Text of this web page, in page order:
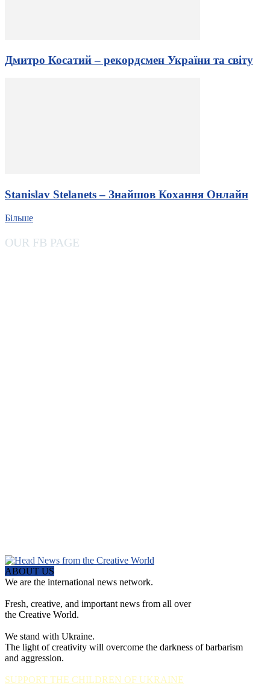
Дмитро Косатий – рекордсмен України та світу
Stanislav Stelanets – Знайшов Кохання Онлайн
Більше
OUR FB PAGE
ABOUT US
We are the international news network.
Fresh, creative, and important news from all over
the Creative World.
We stand with Ukraine.
The light of creativity will overcome the darkness of barbarism
and aggression.
SUPPORT THE CHILDREN OF UKRAINE